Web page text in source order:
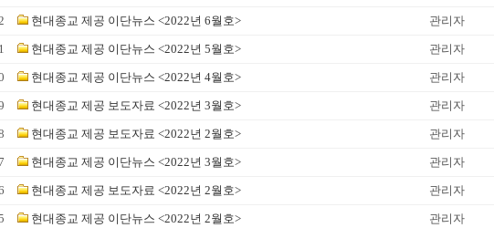
현대종교 제공 이단뉴스 <2022년 6월호> 관리자
현대종교 제공 이단뉴스 <2022년 5월호> 관리자
현대종교 제공 이단뉴스 <2022년 4월호> 관리자
현대종교 제공 보도자료 <2022년 3월호> 관리자
현대종교 제공 보도자료 <2022년 2월호> 관리자
현대종교 제공 이단뉴스 <2022년 3월호> 관리자
현대종교 제공 보도자료 <2022년 2월호> 관리자
현대종교 제공 이단뉴스 <2022년 2월호> 관리자